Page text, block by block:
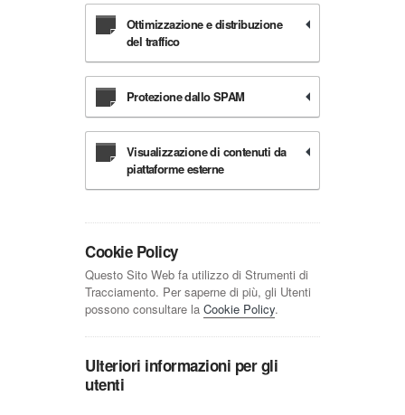
Ottimizzazione e distribuzione
del traffico
Protezione dallo SPAM
Visualizzazione di contenuti da
piattaforme esterne
Cookie Policy
Questo Sito Web fa utilizzo di Strumenti di
Tracciamento. Per saperne di più, gli Utenti
possono consultare la Cookie Policy.
Ulteriori informazioni per gli
utenti